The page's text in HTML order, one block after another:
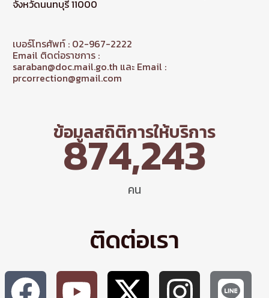
จังหวัดนนทบุรี 11000
เบอร์โทรศัพท์ : 02-967-2222
Email ติดต่อราชการ :
saraban@doc.mail.go.th และ Email :
prcorrection@gmail.com
ข้อมูลสถิติการให้บริการ
คน
874,243
ติดต่อเรา